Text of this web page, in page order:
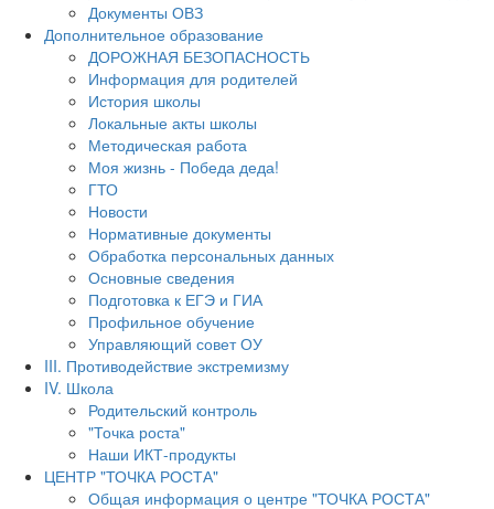
Документы ОВЗ
Дополнительное образование
ДОРОЖНАЯ БЕЗОПАСНОСТЬ
Информация для родителей
История школы
Локальные акты школы
Методическая работа
Моя жизнь - Победа деда!
ГТО
Новости
Нормативные документы
Обработка персональных данных
Основные сведения
Подготовка к ЕГЭ и ГИА
Профильное обучение
Управляющий совет ОУ
III. Противодействие экстремизму
IV. Школа
Родительский контроль
"Точка роста"
Наши ИКТ-продукты
ЦЕНТР "ТОЧКА РОСТА"
Общая информация о центре "ТОЧКА РОСТА"